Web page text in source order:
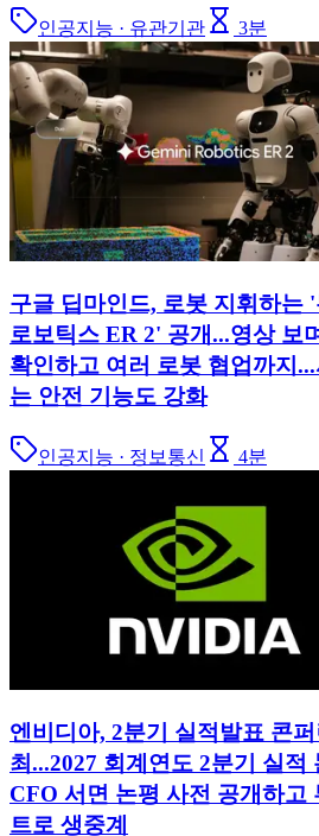
인공지능 · 유관기관 3분
구글 딥마인드, 로봇 지휘하는
로보틱스 ER 2' 공개...영상 보
확인하고 여러 로봇 협업까지
는 안전 기능도 강화
인공지능 · 정보통신 4분
엔비디아, 2분기 실적발표 콘
최...2027 회계연도 2분기 실적
CFO 서면 논평 사전 공개하고
트로 생중계